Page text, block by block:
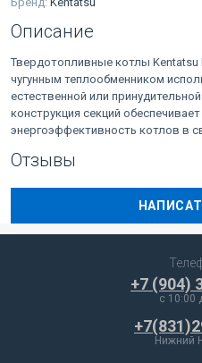
Описание
Твердотопливные котлы
чугунным теплообменником
естественной или
конструкция секций
энергоэффективность котлов в
Отзывы
+7 (904)
c 10:00
Нижний